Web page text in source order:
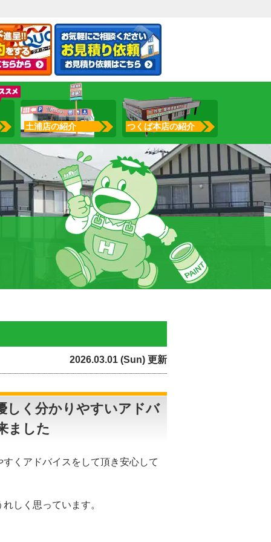
土浦店の紹介 つくば本店の紹介
2026.03.01 (Sun) 更新
しく分かりやすいアドバ
ました
くアドバイスをして頂き安心して
しく思っています。